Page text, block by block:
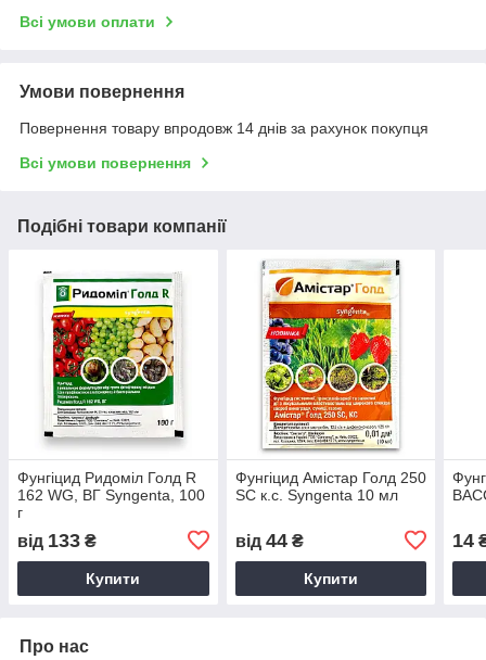
Всі умови оплати
Умови повернення
Повернення товару впродовж 14 днів за рахунок покупця
Всі умови повернення
Подібні товари компанії
Фунгіцид Ридоміл Голд R
162 WG, ВГ Syngenta, 100
г
від 133 ₴
Купити
Фунгіцид Амістар Голд 250
SC к.с. Syngenta 10 мл
від 44₴
Купити
14
Про нас